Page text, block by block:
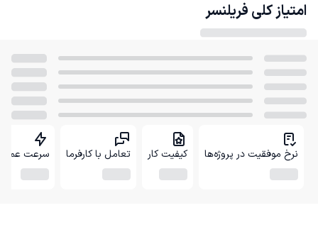
امتیاز کلی فریلنسر
نرخ موفقیت در پروژه‌ها کیفیت کار تعامل با کارفرما سرعت عمل